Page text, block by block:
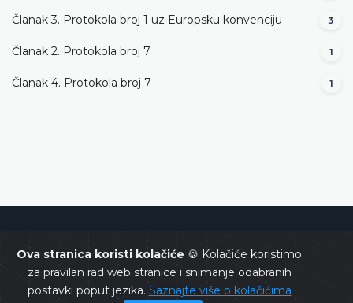
Ova stranica koristi kolačiće 🍪 Kolačiće koristimo
za pravilan rad web stranice i snimanje odabranih
postavki poput jezika. Saznajte više o kolačićima
Članak 3. Protokola broj 1 uz Europsku konvenciju 3
Članak 2. Protokola broj 7 1
Članak 4. Protokola broj 7 1